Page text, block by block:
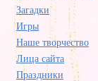
Загадки
Игры
Наше творчество
Лица сайта
Праздники